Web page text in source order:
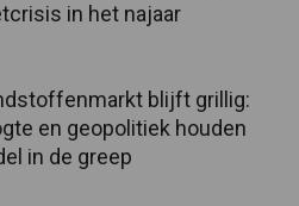
in het najaar
blijft grillig:
en geopolitiek houden
in de greep